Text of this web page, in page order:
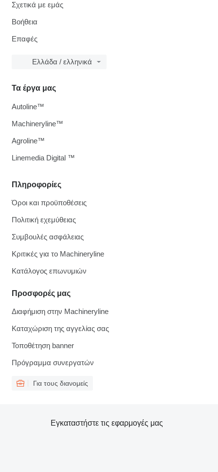
Σχετικά με εμάς
Βοήθεια
Επαφές
Ελλάδα / ελληνικά
Πληροφορίες
Όροι και προϋποθέσεις
Πολιτική εχεμύθειας
Συμβουλές ασφάλειας
Κριτικές για το Machineryline
Κατάλογος επωνυμιών
Προσφορές μας
Διαφήμιση στην Machineryline
Καταχώριση της αγγελίας σας
Τοποθέτηση banner
Πρόγραμμα συνεργατών
Για τους διανομείς
Τα έργα μας
Autoline™
Machineryline™
Agroline™
Linemedia Digital ™
Εγκαταστήστε τις εφαρμογές μας